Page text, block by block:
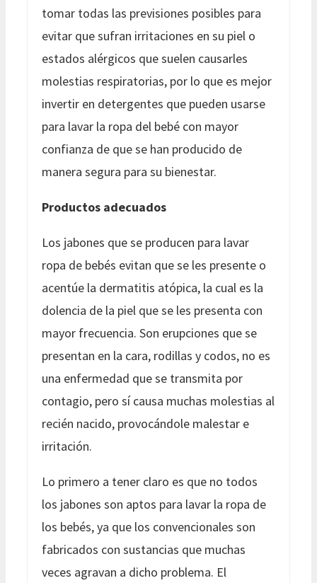
tomar todas las previsiones posibles para
evitar que sufran irritaciones en su piel o
estados alérgicos que suelen causarles
molestias respiratorias, por lo que es mejor
invertir en detergentes que pueden usarse
para lavar la ropa del bebé con mayor
confianza de que se han producido de
manera segura para su bienestar.
Productos adecuados
Los jabones que se producen para lavar
ropa de bebés evitan que se les presente o
acentúe la dermatitis atópica, la cual es la
dolencia de la piel que se les presenta con
mayor frecuencia. Son erupciones que se
presentan en la cara, rodillas y codos, no es
una enfermedad que se transmita por
contagio, pero sí causa muchas molestias al
recién nacido, provocándole malestar e
irritación.
Lo primero a tener claro es que no todos
los jabones son aptos para lavar la ropa de
los bebés, ya que los convencionales son
fabricados con sustancias que muchas
veces agravan a dicho problema. El